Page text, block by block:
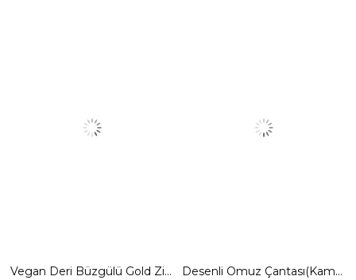
Vegan Deri Büzgülü Gold Zincir Saplı Şık Çanta
Desenli Omuz Çantası(Kampanyalı Ürün)